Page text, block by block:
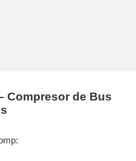
Compresor de Bus